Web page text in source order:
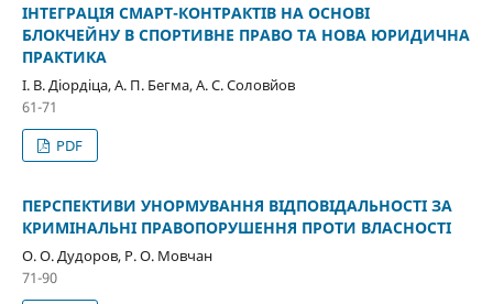
ІНТЕГРАЦІЯ СМАРТ-КОНТРАКТІВ НА ОСНОВІ
БЛОКЧЕЙНУ В СПОРТИВНЕ ПРАВО ТА НОВА ЮРИДИЧНА
ПРАКТИКА
І. В. Діордіца, А. П. Бегма, А. С. Соловйов
61-71
PDF
ПЕРСПЕКТИВИ УНОРМУВАННЯ ВІДПОВІДАЛЬНОСТІ ЗА
КРИМІНАЛЬНІ ПРАВОПОРУШЕННЯ ПРОТИ ВЛАСНОСТІ
О. О. Дудоров, Р. О. Мовчан
71-90